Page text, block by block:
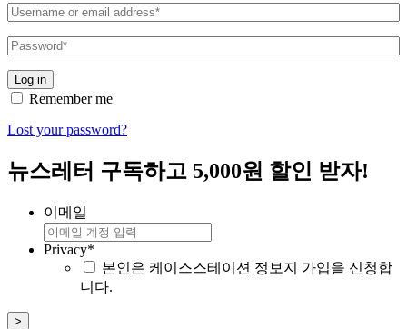
Username
or
email
address*
Password*
Log in
Remember me
Lost your password?
뉴스레터 구독하고 5,000원 할인 받자!
이메일
Privacy*
본인은 케이스스테이션 정보지 가입을 신청합
니다.